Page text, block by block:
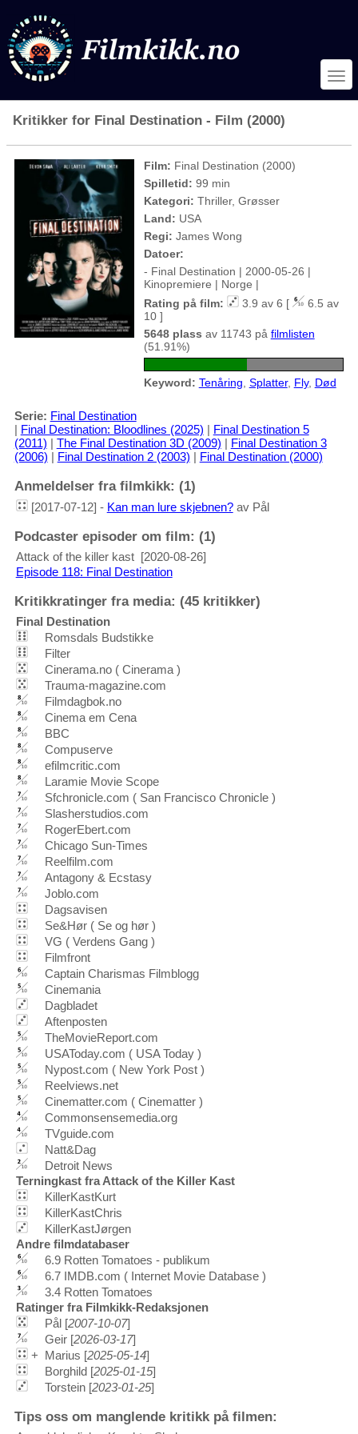
Kritikker for Final Destination - Film (2000)
Film: Final Destination (2000)
Spilletid: 99 min
Kategori: Thriller, Grøsser
Land: USA
Regi: James Wong
Datoer:
- Final Destination | 2000-05-26 |
Kinopremiere | Norge |
Rating på film:
3.9 av 6 [
6.5 av
10 ]
5648 plass av 11743 på filmlisten
(51.91%)
Keyword: Tenåring Splatter, Fly, Død
Serie: Final Destination
| Final Destination: Bloodlines (2025) | Final Destination 5
(2011) | The Final Destination 3D (2009) | Final Destination 3
(2006) | Final Destination 2 (2003) | Final Destination (2000)
Anmeldelser fra filmkikk: (1)
[2017-07-12] - Kan man lure skjebnen?av Pål
Podcaster episoder om film: (1)
Attack of the killer kast [2020-08-26]
Episode 118: Final Destination
Kritikkratinger fra media: (45 kritikker)
Final Destination
Romsdals Budstikke
Filter
Cinerama.no ( Cinerama )
Trauma-magazine.com
Filmdagbok.no
Cinema em Cena
BBC
Compuserve
efilmcritic.com
Laramie Movie Scope
Sfchronicle.com ( San Francisco Chronicle )
Slasherstudios.com
RogerEbert.com
Chicago Sun-Times
Reelfilm.com
Antagony & Ecstasy
Joblo.com
Dagsavisen
Se&Hør ( Se og hør )
VG ( Verdens Gang )
Filmfront
Captain Charismas Filmblogg
Cinemania
Dagbladet
Aftenposten
TheMovieReport.com
USAToday.com ( USA Today )
Nypost.com ( New York Post )
Reelviews.net
Cinematter.com ( Cinematter )
Commonsensemedia.org
TVguide.com
Natt&Dag
Detroit News
Terningkast fra Attack of the Killer Kast
KillerKastKurt
KillerKastChris
KillerKastJørgen
Andre filmdatabaser
6.9 Rotten Tomatoes - publikum
6.7 IMDB.com ( Internet Movie Database )
3.4 Rotten Tomatoes
Ratinger fra Filmkikk-Redaksjonen
Pål [2007-10-07]
Geir [2026-03-17]
+ Marius [2025-05-14]
Borghild [2025-01-15]
Torstein [2023-01-25]
Tips oss om manglende kritikk på filmen: